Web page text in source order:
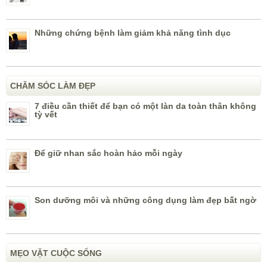
Những chứng bệnh làm giảm khả năng tình dục
CHĂM SÓC LÀM ĐẸP
7 điều cần thiết để bạn có một làn da toàn thân không
tỳ vết
Để giữ nhan sắc hoàn hảo mỗi ngày
Son dưỡng môi và những công dụng làm đẹp bất ngờ
MẸO VẶT CUỘC SỐNG